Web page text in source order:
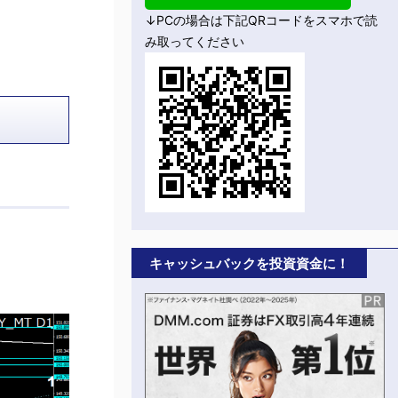
↓PCの場合は下記QRコードをスマホで読
み取ってください
キャッシュバックを投資資金に！